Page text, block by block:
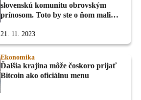
slovenskú komunitu obrovským
prínosom. Toto by ste o ňom mali
21. 11. 2023
Ekonomika
Ďalšia krajina môže čoskoro prijať
Bitcoin ako oficiálnu menu